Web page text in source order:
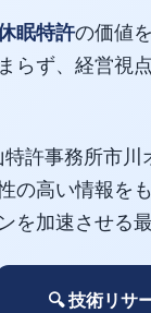
眠特許の価値
らず、経営視
許事務所市
の高い情報を
を加速させる
🔍 技術リサ